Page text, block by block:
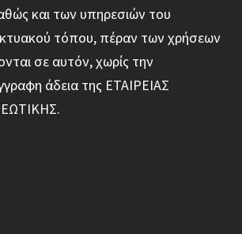
και των υπηρεσιών του
τόπου, πέραν των χρήσεων
σε αυτόν, χωρίς την
άδεια της ΕΤΑΙΡΕΙΑΣ